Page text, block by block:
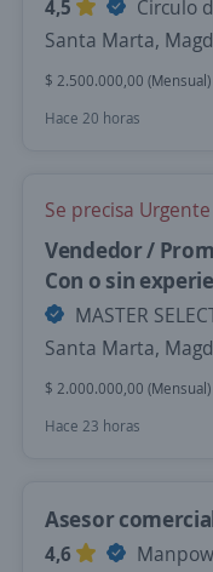
4,5
Circulo
Santa Marta,
$ 2.500.000,00 (Mensual)
Hace 20 horas
Se precisa Urgente
Vendedor /
Con o sin
MASTER
Santa Marta,
$ 2.000.000,00 (Mensual)
Hace 23 horas
Asesor
4,6